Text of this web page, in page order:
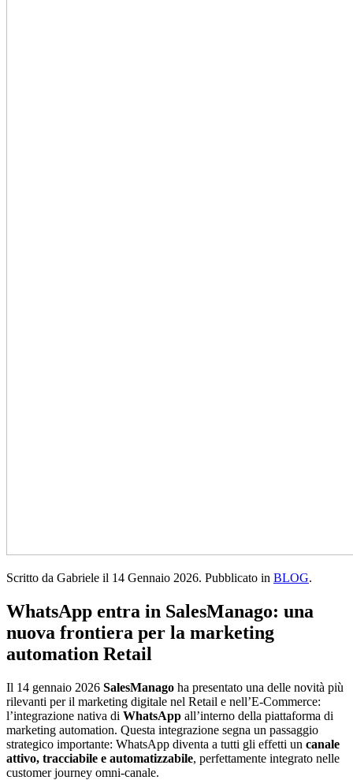
Scritto da Gabriele il 14 Gennaio 2026. Pubblicato in BLOG.
WhatsApp entra in SalesManago: una
nuova frontiera per la marketing
automation Retail
Il 14 gennaio 2026 SalesManago ha presentato una delle novità più
rilevanti per il marketing digitale nel Retail e nell’E-Commerce:
l’integrazione nativa di WhatsApp all’interno della piattaforma di
marketing automation. Questa integrazione segna un passaggio
strategico importante: WhatsApp diventa a tutti gli effetti un canale
attivo, tracciabile e automatizzabile, perfettamente integrato nelle
customer journey omni-canale.